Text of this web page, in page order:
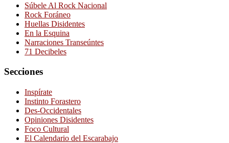
Súbele Al Rock Nacional
Rock Foráneo
Huellas Disidentes
En la Esquina
Narraciones Transeúntes
71 Decibeles
Secciones
Inspírate
Instinto Forastero
Des-Occidentales
Opiniones Disidentes
Foco Cultural
El Calendario del Escarabajo